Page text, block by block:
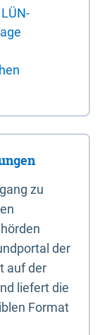
zu
der
auf der
liefert die
Format